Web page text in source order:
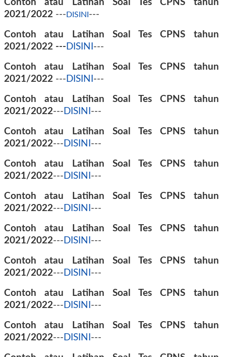
Contoh atau Latihan Soal Tes CPNS tahun
2021/2022 --- DISINI ---
Contoh atau Latihan Soal Tes CPNS tahun
2021/2022 --- DISINI ---
Contoh atau Latihan Soal Tes CPNS tahun
2021/2022 --- DISINI ---
Contoh atau Latihan Soal Tes CPNS tahun
2021/2022--- DISINI ---
Contoh atau Latihan Soal Tes CPNS tahun
2021/2022--- DISINI ---
Contoh atau Latihan Soal Tes CPNS tahun
2021/2022--- DISINI ---
Contoh atau Latihan Soal Tes CPNS tahun
2021/2022--- DISINI ---
Contoh atau Latihan Soal Tes CPNS tahun
2021/2022--- DISINI ---
Contoh atau Latihan Soal Tes CPNS tahun
2021/2022--- DISINI ---
Contoh atau Latihan Soal Tes CPNS tahun
2021/2022--- DISINI ---
Contoh atau Latihan Soal Tes CPNS tahun
2021/2022--- DISINI ---